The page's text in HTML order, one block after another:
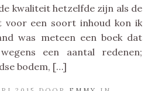
kwaliteit hetzelfde zijn als de
voor een soort inhoud kon ik
was meteen een boek dat
een aantal redenen;
bodem, […]